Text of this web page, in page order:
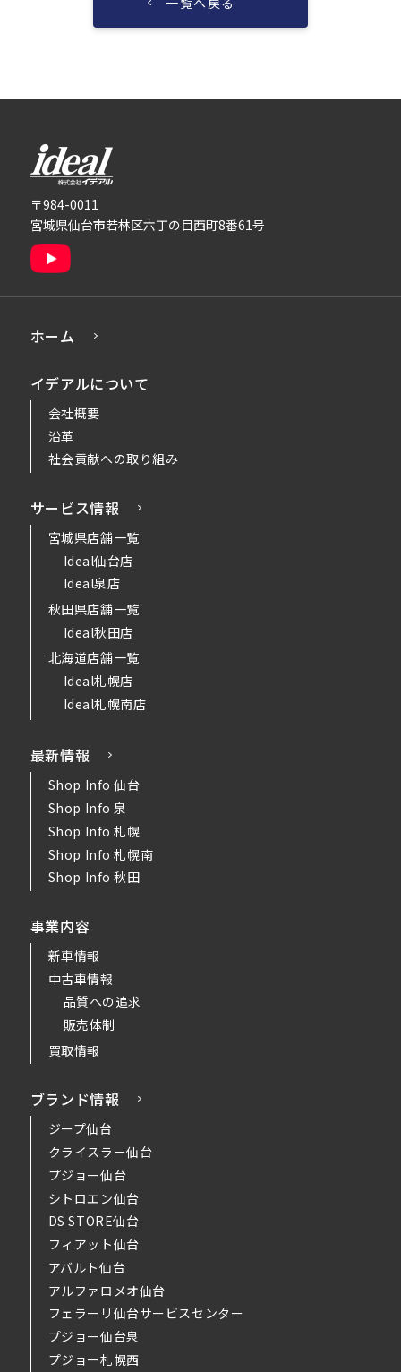
〒984-0011
宮城県仙台市若林区六丁の目西町8番61号
ホーム
イデアルについて
会社概要
沿革
社会貢献への取り組み
サービス情報
宮城県店舗一覧
Ideal仙台店
Ideal泉店
秋田県店舗一覧
Ideal秋田店
北海道店舗一覧
Ideal札幌店
Ideal札幌南店
最新情報
Shop Info 仙台
Shop Info 泉
Shop Info 札幌
Shop Info 札幌南
Shop Info 秋田
事業内容
新車情報
中古車情報
品質への追求
販売体制
買取情報
ブランド情報
ジープ仙台
クライスラー仙台
プジョー仙台
シトロエン仙台
DS STORE仙台
フィアット仙台
アバルト仙台
アルファロメオ仙台
フェラーリ仙台サービスセンター
プジョー仙台泉
プジョー札幌西